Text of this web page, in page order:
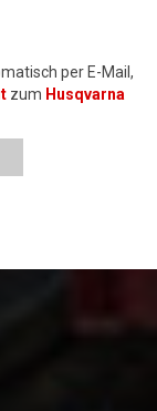
per E-Mail,
zum Husqvarna